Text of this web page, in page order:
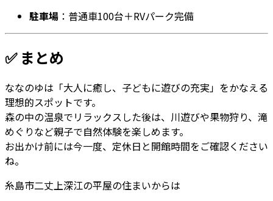
駐車場 ：普通車100台＋RVパーク完備
✅ まとめ
ななのゆは「大人に癒し、子どもに遊びの充実」をかなえる
理想的スポットです。
森の中の温泉でリラックスした後は、川遊びや果物狩り、滝
めぐりなど親子で自然体験を楽しめます。
お出かけ前には今一度、定休日と開館時間をご確認ください
ね。
糸島市二丈上深江の平屋の住まいからは